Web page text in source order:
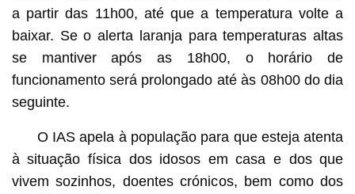
a partir das 11h00, até que a temperatura volte a
baixar. Se o alerta laranja para temperaturas altas
se mantiver após as 18h00, o horário de
funcionamento será prolongado até às 08h00 do dia
seguinte.
O IAS apela à população para que esteja atenta
à situação física dos idosos em casa e dos que
vivem sozinhos, doentes crónicos, bem como dos